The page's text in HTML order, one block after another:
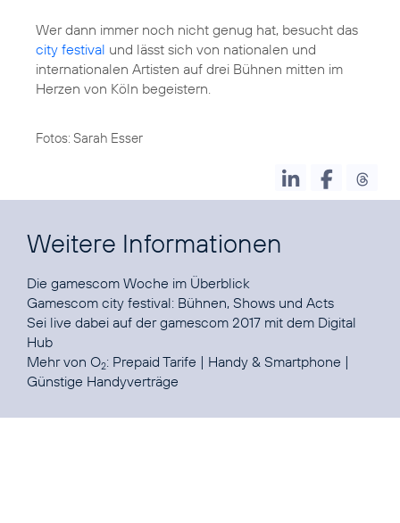
Wer dann immer noch nicht genug hat, besucht das
city festival und lässt sich von nationalen und
internationalen Artisten auf drei Bühnen mitten im
Herzen von Köln begeistern.
Fotos: Sarah Esser
Weitere Informationen
Die gamescom Woche im Überblick
Gamescom city festival: Bühnen, Shows und Acts
Sei live dabei auf der gamescom 2017 mit dem Digital
Hub
Mehr von O2: Prepaid Tarife | Handy & Smartphone |
Günstige Handyverträge